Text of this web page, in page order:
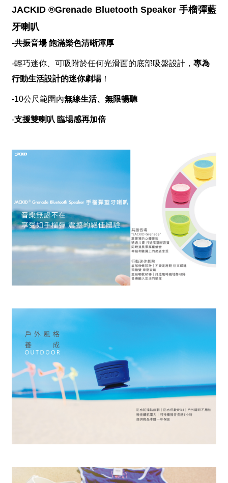
JACKID ®Grenade Bluetooth Speaker 手榴彈藍
牙喇叭
-共振音場 飽滿樂色清晰渾厚
-輕巧迷你、可吸附於任何光滑面的底部吸盤設計， 專為
行動生活設計的迷你劇場！
-10公尺範圍內無線生活、無限暢聽
-支援雙喇叭 臨場感再加倍